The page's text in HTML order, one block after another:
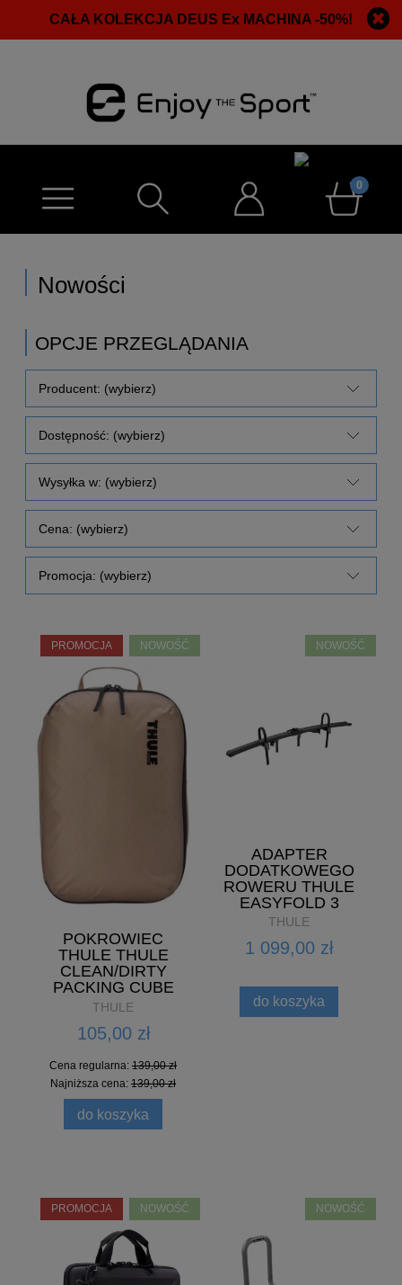
CAŁA KOLEKCJA DEUS Ex MACHINA -50%!
Nowości
OPCJE PRZEGLĄDANIA
Producent: (wybierz)
Dostępność: (wybierz)
Wysyłka w: (wybierz)
Cena: (wybierz)
Promocja: (wybierz)
POKROWIEC
THULE THULE
CLEAN/DIRTY
PACKING CUBE
THULE
105,00 zł
Cena regularna: 139,00 zł
Najniższa cena: 139,00 zł
do koszyka
PROMOCJA NOWOŚĆ
ADAPTER
DODATKOWEGO
ROWERU THULE
EASYFOLD 3
THULE
1 099,00 zł
do koszyka
NOWOŚĆ
PROMOCJA NOWOŚĆ NOWOŚĆ